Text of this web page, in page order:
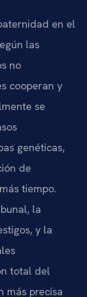
en el
las
no
cooperan y
se
genéticas,
de
tiempo.
la
y la
total del
más precisa